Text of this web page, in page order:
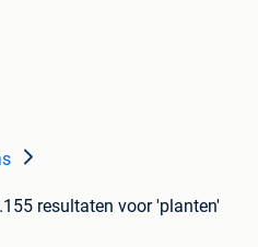
resultaten voor 'planten'